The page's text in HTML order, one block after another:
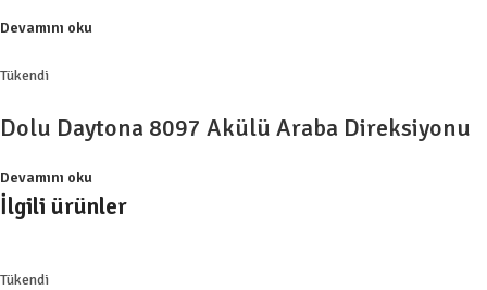
Devamını oku
Tükendi
Dolu Daytona 8097 Akülü Araba Direksiyonu
Devamını oku
İlgili ürünler
Tükendi